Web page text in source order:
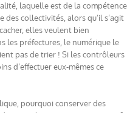
laquelle est de la compétence
des collectivités, alors qu’il s’agit
elles veulent bien
les préfectures, le numérique le
pas de trier ! Si les contrôleurs
d’effectuer eux-mêmes ce
pourquoi conserver des